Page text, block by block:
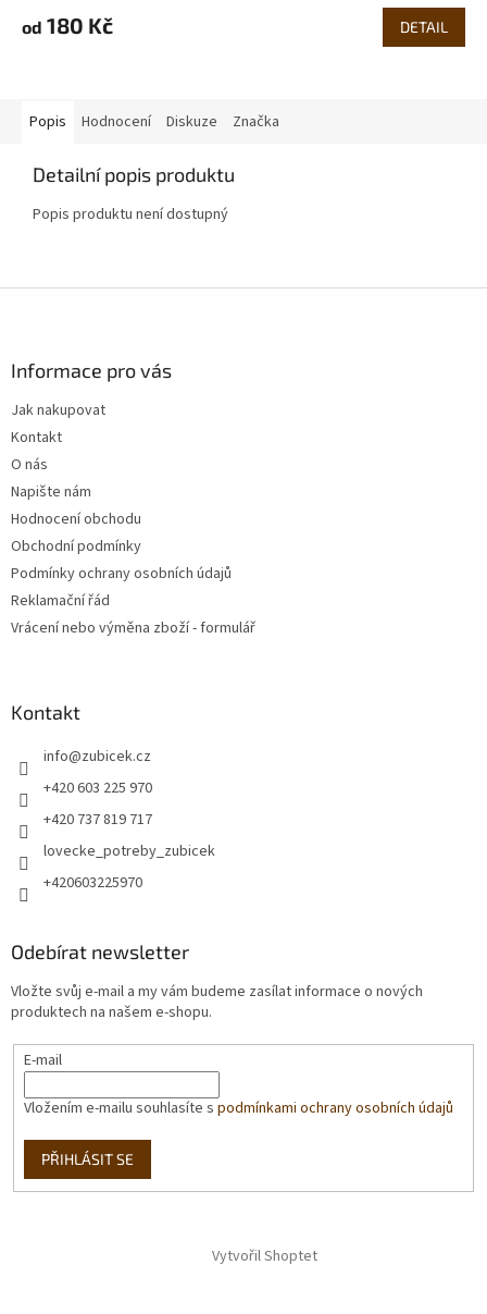
od 180 Kč DETAIL
Popis Hodnocení Diskuze Značka
Detailní popis produktu
Popis produktu není dostupný
Informace pro vás
Jak nakupovat
Kontakt
O nás
Napište nám
Hodnocení obchodu
Obchodní podmínky
Podmínky ochrany osobních údajů
Reklamační řád
Vrácení nebo výměna zboží - formulář
Kontakt
info@zubicek.cz
+420 603 225 970
+420 737 819 717
lovecke_potreby_zubicek
+420603225970
Odebírat newsletter
Vložte svůj e-mail a my vám budeme zasílat informace o nových
produktech na našem e-shopu.
E-mail
Vložením e-mailu souhlasíte s podmínkami ochrany osobních údajů
PŘIHLÁSIT SE
Vytvořil Shoptet